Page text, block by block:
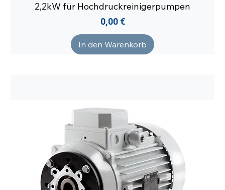
2,2kW für Hochdruckreinigerpumpen
Preis
0,00 €
In den Warenkorb